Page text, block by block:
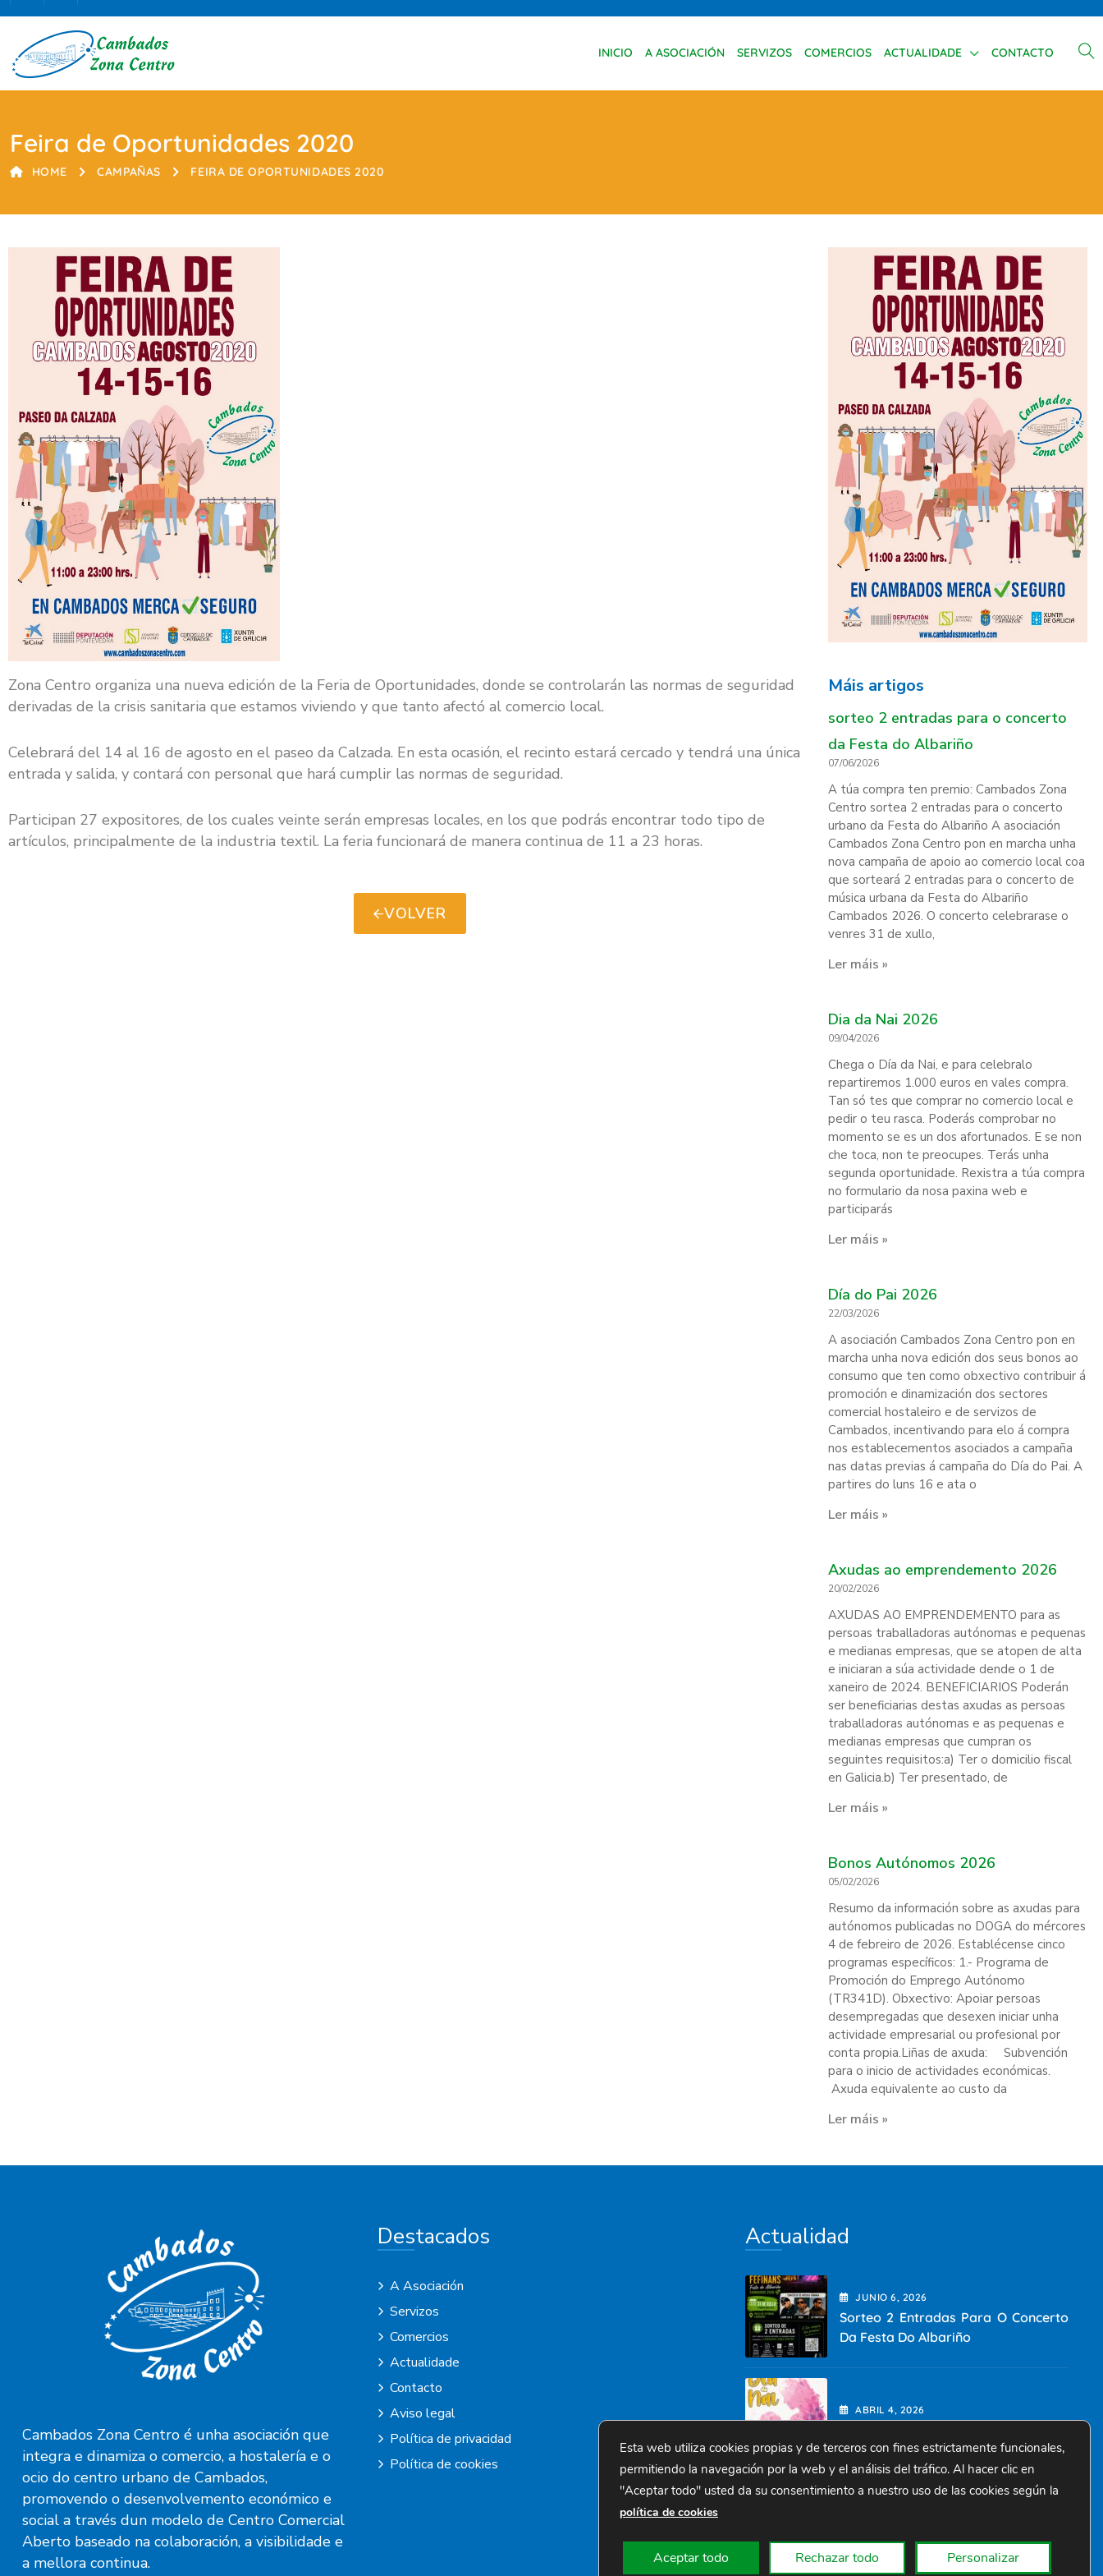
INICIO A ASOCIACIÓN SERVIZOS COMERCIOS ACTUALIDADE CONTACTO
Feira de Oportunidades 2020
HOME CAMPAÑAS FEIRA DE OPORTUNIDADES 2020
Zona Centro organiza una nueva edición de la Feria de Oportunidades, donde se controlarán las normas de seguridad
derivadas de la crisis sanitaria que estamos viviendo y que tanto afectó al comercio local.
Celebrará del 14 al 16 de agosto en el paseo da Calzada. En esta ocasión, el recinto estará cercado y tendrá una única
entrada y salida, y contará con personal que hará cumplir las normas de seguridad.
Participan 27 expositores, de los cuales veinte serán empresas locales, en los que podrás encontrar todo tipo de
artículos, principalmente de la industria textil. La feria funcionará de manera continua de 11 a 23 horas.
VOLVER
Máis artigos
sorteo 2 entradas para o concerto
da Festa do Albariño
07/06/2026
A túa compra ten premio: Cambados Zona
Centro sortea 2 entradas para o concerto
urbano da Festa do Albariño A asociación
Cambados Zona Centro pon en marcha unha
nova campaña de apoio ao comercio local coa
que sorteará 2 entradas para o concerto de
música urbana da Festa do Albariño
Cambados 2026. O concerto celebrarase o
venres 31 de xullo,
Ler máis »
Dia da Nai 2026
09/04/2026
Chega o Día da Nai, e para celebralo
repartiremos 1.000 euros en vales compra.
Tan só tes que comprar no comercio local e
pedir o teu rasca. Poderás comprobar no
momento se es un dos afortunados. E se non
che toca, non te preocupes. Terás unha
segunda oportunidade. Rexistra a túa compra
no formulario da nosa paxina web e
participarás
Ler máis »
Día do Pai 2026
22/03/2026
A asociación Cambados Zona Centro pon en
marcha unha nova edición dos seus bonos ao
consumo que ten como obxectivo contribuir á
promoción e dinamización dos sectores
comercial hostaleiro e de servizos de
Cambados, incentivando para elo á compra
nos establecementos asociados a campaña
nas datas previas á campaña do Día do Pai. A
partires do luns 16 e ata o
Ler máis »
Axudas ao emprendemento 2026
20/02/2026
AXUDAS AO EMPRENDEMENTO para as
persoas traballadoras autónomas e pequenas
e medianas empresas, que se atopen de alta
e iniciaran a súa actividade dende o 1 de
xaneiro de 2024. BENEFICIARIOS Poderán
ser beneficiarias destas axudas as persoas
traballadoras autónomas e as pequenas e
medianas empresas que cumpran os
seguintes requisitos:a) Ter o domicilio fiscal
en Galicia.b) Ter presentado, de
Ler máis »
Bonos Autónomos 2026
05/02/2026
Resumo da información sobre as axudas para
autónomos publicadas no DOGA do mércores
4 de febreiro de 2026. Establécense cinco
programas específicos: 1.- Programa de
Promoción do Emprego Autónomo
(TR341D). Obxectivo: Apoiar persoas
desempregadas que desexen iniciar unha
actividade empresarial ou profesional por
conta propia.Liñas de axuda: Subvención
para o inicio de actividades económicas.
Axuda equivalente ao custo da
Ler máis »
Cambados Zona Centro é unha asociación que
integra e dinamiza o comercio, a hostalería e o
ocio do centro urbano de Cambados,
promovendo o desenvolvemento económico e
social a través dun modelo de Centro Comercial
Aberto baseado na colaboración, a visibilidade e
a mellora continua.
Destacados
A Asociación
Servizos
Comercios
Actualidade
Contacto
Aviso legal
Política de privacidad
Política de cookies
Actualidad
JUNIO6, 2026
Sorteo 2 Entradas Para O Concerto
Da Festa Do Albariño
ABRIL4, 2026
Esta web utiliza cookies propias y de terceros con fines estrictamente funcionales,
permitiendo la navegación por la web y el análisis del tráfico. Al hacer clic en
"Aceptar todo" usted da su consentimiento a nuestro uso de las cookies según la
política de cookies
Aceptar todo Rechazar todo Personalizar